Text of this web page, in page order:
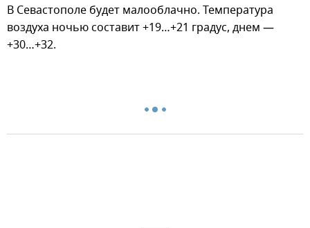
В Севастополе будет малооблачно. Температура
воздуха ночью составит +19…+21 градус, днем —
+30…+32.